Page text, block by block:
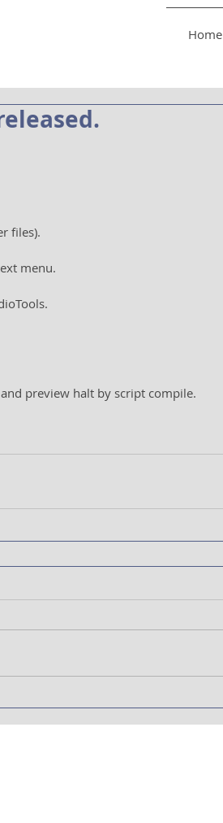
Home
files).
menu.
preview halt by script compile.